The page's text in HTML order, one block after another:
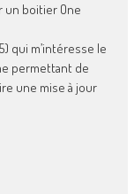
un boitier One
qui m’intéresse le
permettant de
une mise à jour